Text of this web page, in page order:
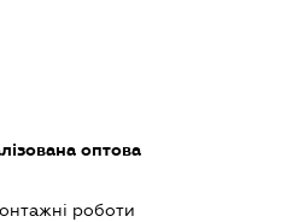
оптова
роботи